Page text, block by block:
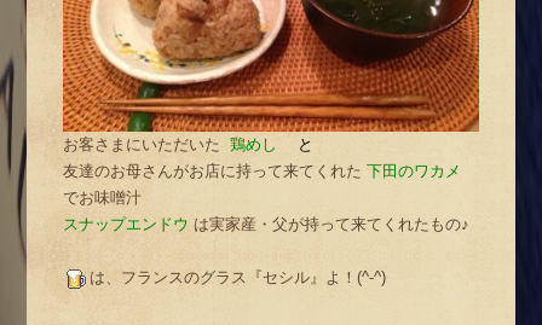
お客さまにいただいた鶏めし
と
友達のお母さんがお店に持って来てくれた 下田のワカメ
でお味噌汁
スナップエンドウは実家産・父が持って来てくれたもの♪
は、フランスのグラス『セシル』よ！(^-^)